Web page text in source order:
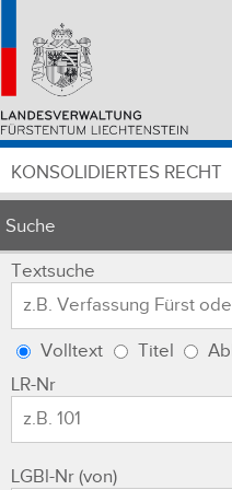
KONSOLIDIERTES RECHT
Suche
Textsuche
Volltext Titel
LR-Nr
LGBl-Nr (von)